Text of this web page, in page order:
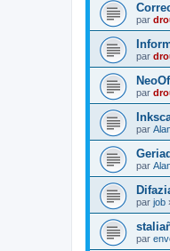
par
par
par
par
par
par job
par